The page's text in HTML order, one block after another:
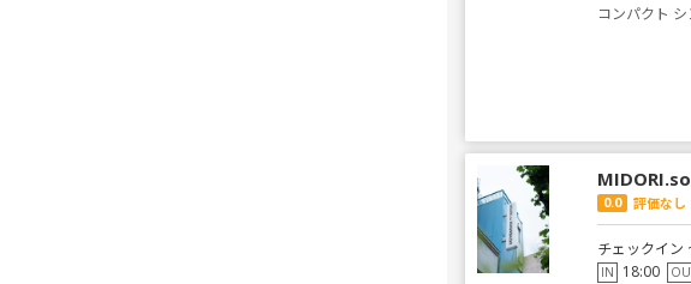
コンパクト シ
0.0 評価なし
チェックイン
IN 18:00